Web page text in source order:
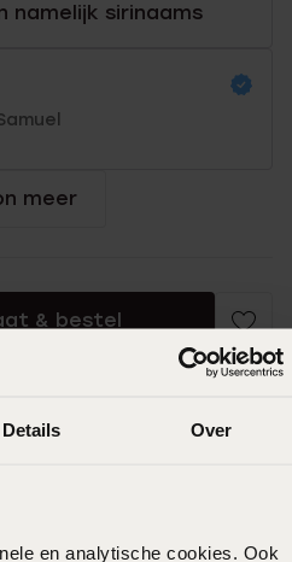
Details Over
en analytische cookies. Ook
namelijk sirinaams
meer
& bestel